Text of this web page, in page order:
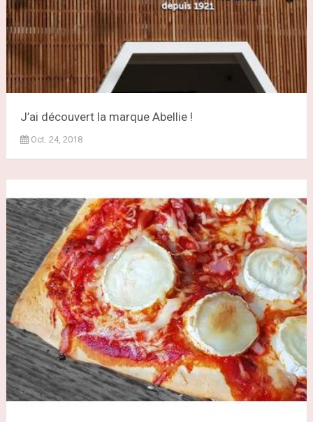
J’ai découvert la marque Abellie !
Oct. 24, 2018